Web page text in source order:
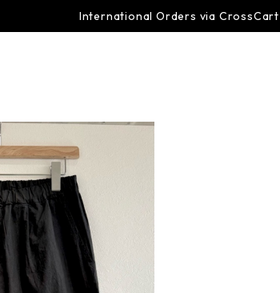
International Orders via CrossCart